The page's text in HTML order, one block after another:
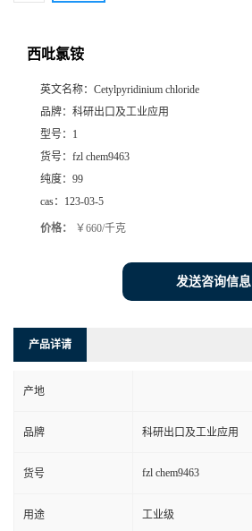
西吡氯铵
英文名称： Cetylpyridinium chloride
品牌： 科研出口及工业应用
型号： 1
货号： fzl chem9463
纯度： 99
cas： 123-03-5
价格： ￥660/千克
发送咨询信息
产品详请
产地
品牌 科研出口及工业应用
货号 fzl chem9463
用途 工业级